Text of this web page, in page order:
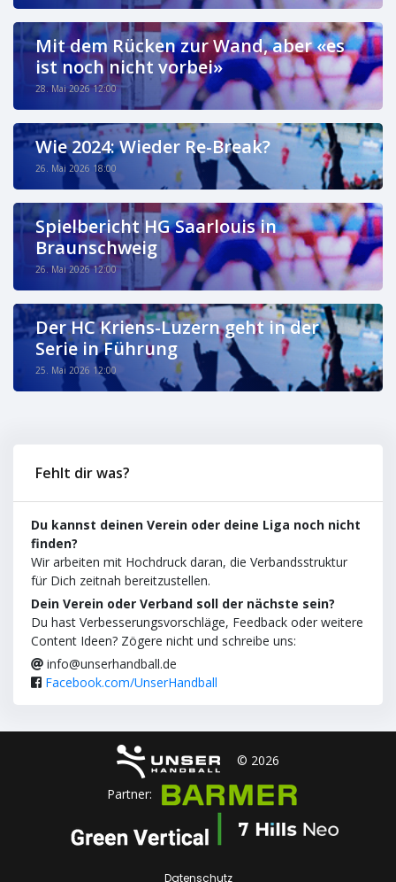
Mit dem Rücken zur Wand, aber «es
ist noch nicht vorbei»
28. Mai 2026 12:00
Wie 2024: Wieder Re-Break?
26. Mai 2026 18:00
Spielbericht HG Saarlouis in
Braunschweig
26. Mai 2026 12:00
Der HC Kriens-Luzern geht in der
Serie in Führung
25. Mai 2026 12:00
Fehlt dir was?
Du kannst deinen Verein oder deine Liga noch nicht
finden?
Wir arbeiten mit Hochdruck daran, die Verbandsstruktur
für Dich zeitnah bereitzustellen.
Dein Verein oder Verband soll der nächste sein?
Du hast Verbesserungsvorschläge, Feedback oder weitere
Content Ideen? Zögere nicht und schreibe uns:
info@unserhandball.de
Facebook.com/UnserHandball
© 2026
Partner:
Datenschutz